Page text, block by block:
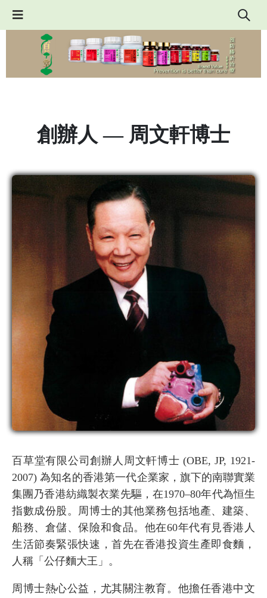
創辦人 — 周文軒博士
百草堂有限公司創辦人周文軒博士 (OBE, JP, 1921-
2007) 為知名的香港第一代企業家，旗下的南聯實業
集團乃香港紡織製衣業先驅，在1970–80年代為恒生
指數成份股。周博士的其他業務包括地產、建築、
船務、倉儲、保險和食品。他在60年代有見香港人
生活節奏緊張快速，首先在香港投資生產即食麵，
人稱「公仔麵大王」。
周博士熱心公益，尤其關注教育。他擔任香港中文